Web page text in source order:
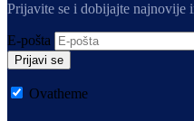
Prijavite se i dobijajte najnovije
E-pošta
Prijavi se
Ovatheme